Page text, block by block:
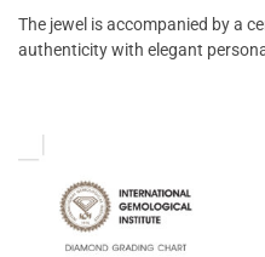
The jewel is accompanied by a
authenticity with elegant